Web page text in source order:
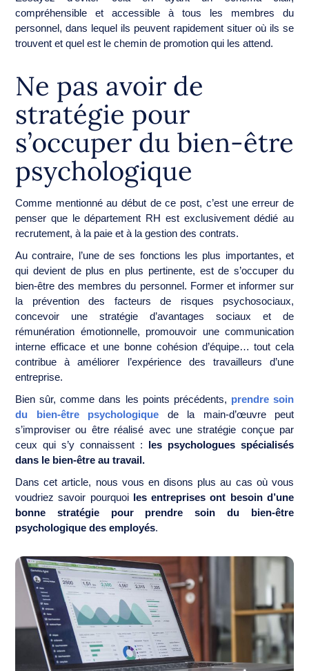
compréhensible et accessible à tous les membres du
personnel, dans lequel ils peuvent rapidement situer où ils se
trouvent et quel est le chemin de promotion qui les attend.
Ne pas avoir de
stratégie pour
s’occuper du bien-être
psychologique
Comme mentionné au début de ce post, c’est une erreur de
penser que le département RH est exclusivement dédié au
recrutement, à la paie et à la gestion des contrats.
Au contraire, l’une de ses fonctions les plus importantes, et
qui devient de plus en plus pertinente, est de s’occuper du
bien-être des membres du personnel. Former et informer sur
la prévention des facteurs de risques psychosociaux,
concevoir une stratégie d’avantages sociaux et de
rémunération émotionnelle, promouvoir une communication
interne efficace et une bonne cohésion d’équipe… tout cela
contribue à améliorer l’expérience des travailleurs d’une
entreprise.
Bien sûr, comme dans les points précédents, prendre soin
du bien-être psychologique de la main-d’œuvre peut
s’improviser ou être réalisé avec une stratégie conçue par
ceux qui s’y connaissent : les psychologues spécialisés
dans le bien-être au travail.
Dans cet article, nous vous en disons plus au cas où vous
voudriez savoir pourquoi les entreprises ont besoin d’une
bonne stratégie pour prendre soin du bien-être
psychologique des employés.